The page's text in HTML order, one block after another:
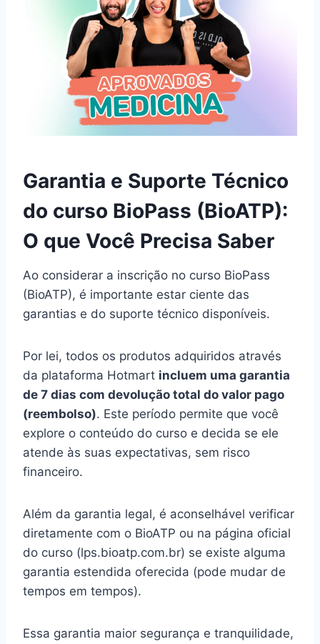
Garantia e Suporte Técnico
do curso BioPass (BioATP):
O que Você Precisa Saber
Ao considerar a inscrição no curso BioPass
(BioATP), é importante estar ciente das
garantias e do suporte técnico disponíveis.
Por lei, todos os produtos adquiridos através
da plataforma Hotmart incluem uma garantia
de 7 dias com devolução total do valor pago
(reembolso). Este período permite que você
explore o conteúdo do curso e decida se ele
atende às suas expectativas, sem risco
financeiro.
Além da garantia legal, é aconselhável verificar
diretamente com o BioATP ou na página oficial
do curso (lps.bioatp.com.br) se existe alguma
garantia estendida oferecida (pode mudar de
tempos em tempos).
Essa garantia maior segurança e tranquilidade,